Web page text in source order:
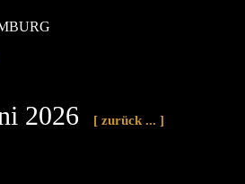
2026 [ zurück ... ]